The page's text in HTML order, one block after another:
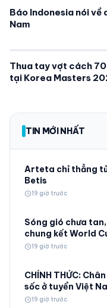
Báo Indonesia nói
Nam
Thua tay vợt cách 70
tại Korea Masters
TIN MỚI NHẤT
Arteta chỉ thẳng
Betis
schedule19 giờ trước
Sóng gió chưa
chung kết World
schedule19 giờ trước
CHÍNH THỨC:
sốc ở tuyển Việt
schedule19 giờ trước